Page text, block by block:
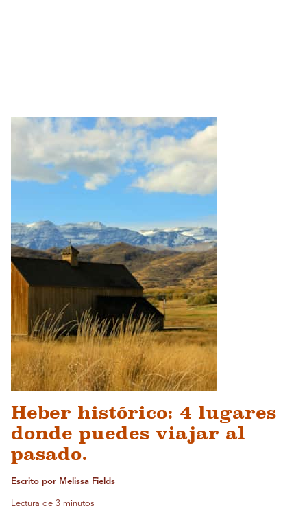
Heber histórico: 4 lugares
donde puedes viajar al
pasado.
Escrito por Melissa Fields
Lectura de 3 minutos